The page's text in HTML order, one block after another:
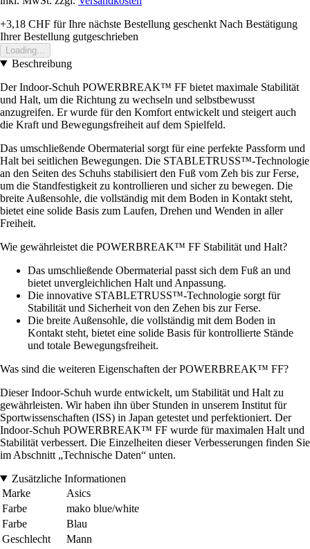
+3,18 CHF für Ihre nächste Bestellung geschenkt Nach Bestätigung
Ihrer Bestellung gutgeschrieben
Loading...
Beschreibung
Der Indoor-Schuh POWERBREAK™ FF bietet maximale Stabilität
und Halt, um die Richtung zu wechseln und selbstbewusst
anzugreifen. Er wurde für den Komfort entwickelt und steigert auch
die Kraft und Bewegungsfreiheit auf dem Spielfeld.
Das umschließende Obermaterial sorgt für eine perfekte Passform und
Halt bei seitlichen Bewegungen. Die STABLETRUSS™-Technologie
an den Seiten des Schuhs stabilisiert den Fuß vom Zeh bis zur Ferse,
um die Standfestigkeit zu kontrollieren und sicher zu bewegen. Die
breite Außensohle, die vollständig mit dem Boden in Kontakt steht,
bietet eine solide Basis zum Laufen, Drehen und Wenden in aller
Freiheit.
Wie gewährleistet die POWERBREAK™ FF Stabilität und Halt?
Das umschließende Obermaterial passt sich dem Fuß an und
bietet unvergleichlichen Halt und Anpassung.
Die innovative STABLETRUSS™-Technologie sorgt für
Stabilität und Sicherheit von den Zehen bis zur Ferse.
Die breite Außensohle, die vollständig mit dem Boden in
Kontakt steht, bietet eine solide Basis für kontrollierte Stände
und totale Bewegungsfreiheit.
Was sind die weiteren Eigenschaften der POWERBREAK™ FF?
Dieser Indoor-Schuh wurde entwickelt, um Stabilität und Halt zu
gewährleisten. Wir haben ihn über Stunden in unserem Institut für
Sportwissenschaften (ISS) in Japan getestet und perfektioniert. Der
Indoor-Schuh POWERBREAK™ FF wurde für maximalen Halt und
Stabilität verbessert. Die Einzelheiten dieser Verbesserungen finden Sie
im Abschnitt „Technische Daten“ unten.
Zusätzliche Informationen
Marke
Asics
Farbe
mako blue/white
Farbe
Blau
Geschlecht
Mann